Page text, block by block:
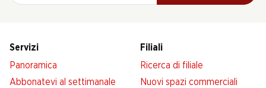
Servizi
Panoramica
Abbonatevi al settimanale
Filiali
Ricerca di filiale
Nuovi spazi commerciali